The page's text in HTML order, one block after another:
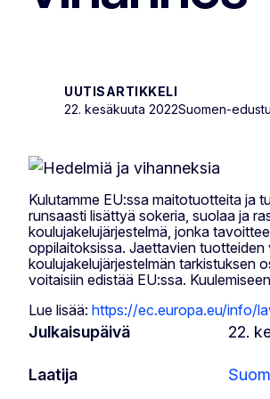
UUTISARTIKKELI
22. kesäkuuta 2022Suomen-
Kulutamme EU:ssa maitotuotteita ja
runsaasti lisättyä sokeria, suolaa ja
koulujakelujärjestelmä, jonka
oppilaitoksissa. Jaettavien
koulujakelujärjestelmän tarkistuksen
voitaisiin edistää EU:ssa.
Lue lisää: https://ec.europa.eu/info/
Julkaisupäivä 22.
Laatija